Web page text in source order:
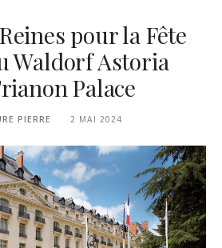
pour la Fête
Waldorf Astoria
Palace
PIERRE 2 MAI 2024